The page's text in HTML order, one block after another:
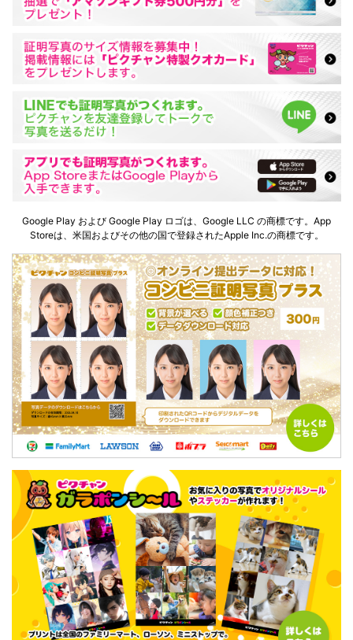
Google Play および Google Play ロゴは、Google LLC の商標です。App
Storeは、米国およびその他の国で登録されたApple Inc.の商標です。